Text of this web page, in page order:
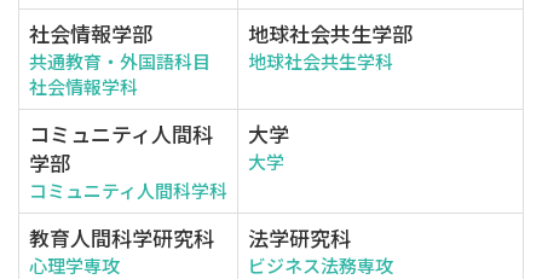
社会情報学部
共通教育・外国語科目
社会情報学科
地球社会共生学部
地球社会共生学科
コミュニティ人間科
学部
コミュニティ人間科学科
大学
大学
教育人間科学研究科
心理学専攻
法学研究科
ビジネス法務専攻